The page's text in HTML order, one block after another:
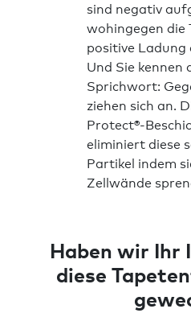
sind negativ
wohingegen die
positive Ladung
Und Sie kennen
Sprichwort:
ziehen sich an.
Protect®-
eliminiert diese
Partikel indem
Zellwände
Haben wir Ihr
diese